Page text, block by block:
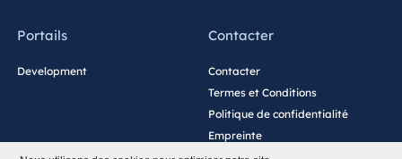
Portails
Development
Contacter
Contacter
Termes et Conditions
Politique de confidentialité
Empreinte